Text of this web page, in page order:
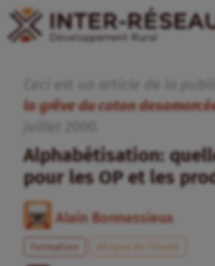
la grêve du coton
Alphabétisation:
pour les OP et les
Alain Bonnassieux
Formation Afrique de l’Ouest